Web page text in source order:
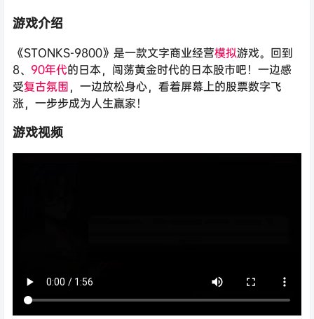
游戏介绍
《STONKS-9800》是一款文字商业经营模拟游戏。回到
8、 90年代的日本，闯荡黄金时代的日本股市吧！一边感
受复古氛围，一边放松身心，看着屏幕上的股票数字飞
涨，一步步成为人生赢家！
游戏视频